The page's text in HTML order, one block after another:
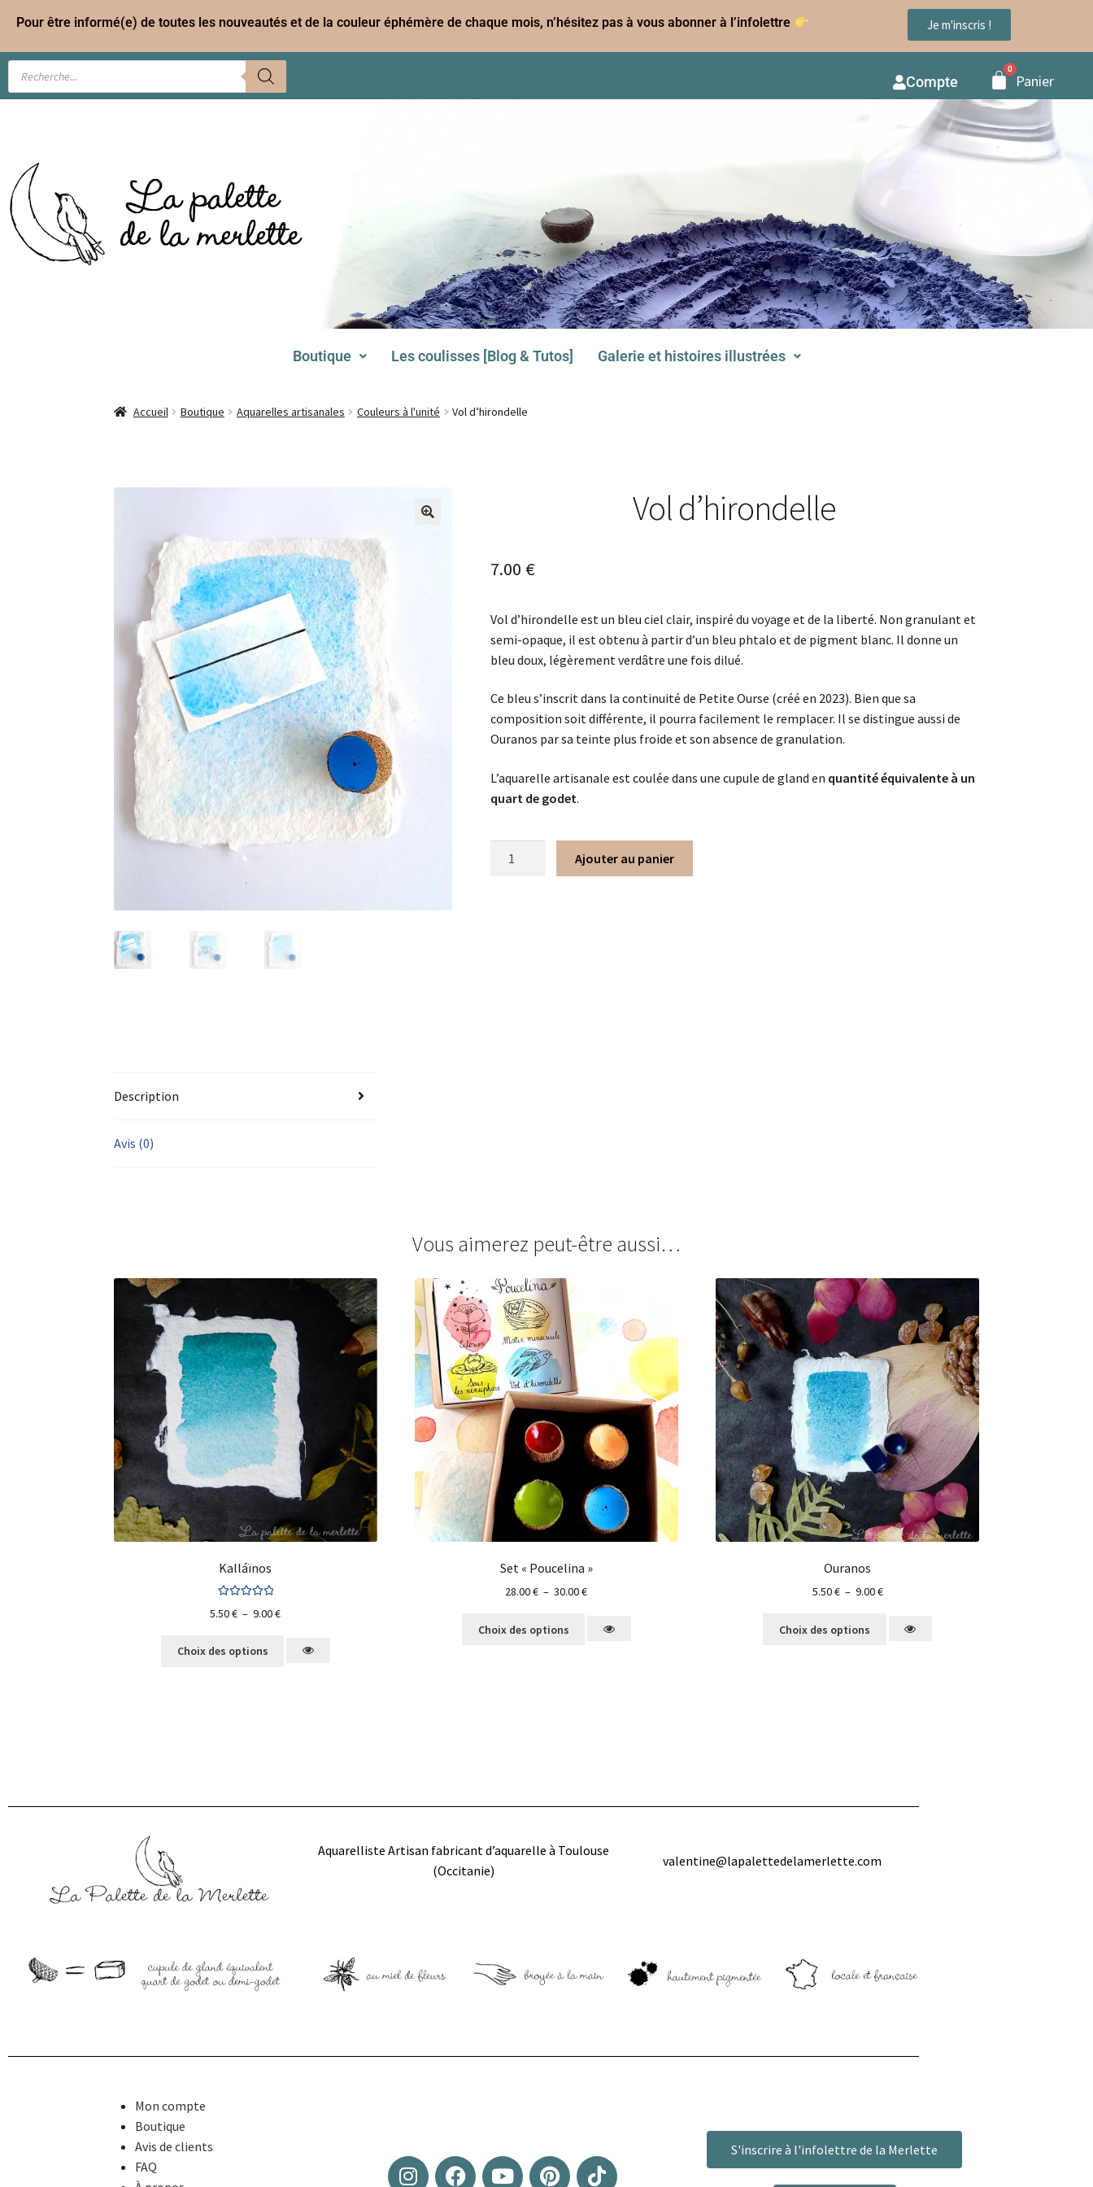
Pour être informé(e) de toutes les nouveautés et de la couleur éphémère de chaque mois, n’hésitez pas à vous abonner à l’infolettre Je m'inscris !
Compte Panier
Boutique Les coulisses [Blog & Tutos] Galerie et histoires illustrées
Accueil Boutique Aquarelles artisanales Couleurs à l'unité Vol d’hirondelle
Vol d’hirondelle
7.00 €
Vol d’hirondelle est un bleu ciel clair, inspiré du voyage et de la liberté. Non granulant et
semi-opaque, il est obtenu à partir d’un bleu phtalo et de pigment blanc. Il donne un
bleu doux, légèrement verdâtre une fois dilué.
Ce bleu s’inscrit dans la continuité de Petite Ourse (créé en 2023). Bien que sa
composition soit différente, il pourra facilement le remplacer. Il se distingue aussi de
Ouranos par sa teinte plus froide et son absence de granulation.
L’aquarelle artisanale est coulée dans une cupule de gland en quantité équivalente à un
quart de godet.
Ajouter au panier
Description
Avis (0)
Vous aimerez peut-être aussi…
Kalláïnos
5.50€ – 9.00€
Choix des options
Set « Poucelina »
28.00€ – 30.00€
Choix des options
Ouranos
5.50€ – 9.00€
Choix des options
Aquarelliste Artisan fabricant d’aquarelle à Toulouse
(Occitanie)
valentine@lapalettedelamerlette.com
Mon compte
Boutique
Avis de clients
FAQ
S'inscrire à l'infolettre de la Merlette